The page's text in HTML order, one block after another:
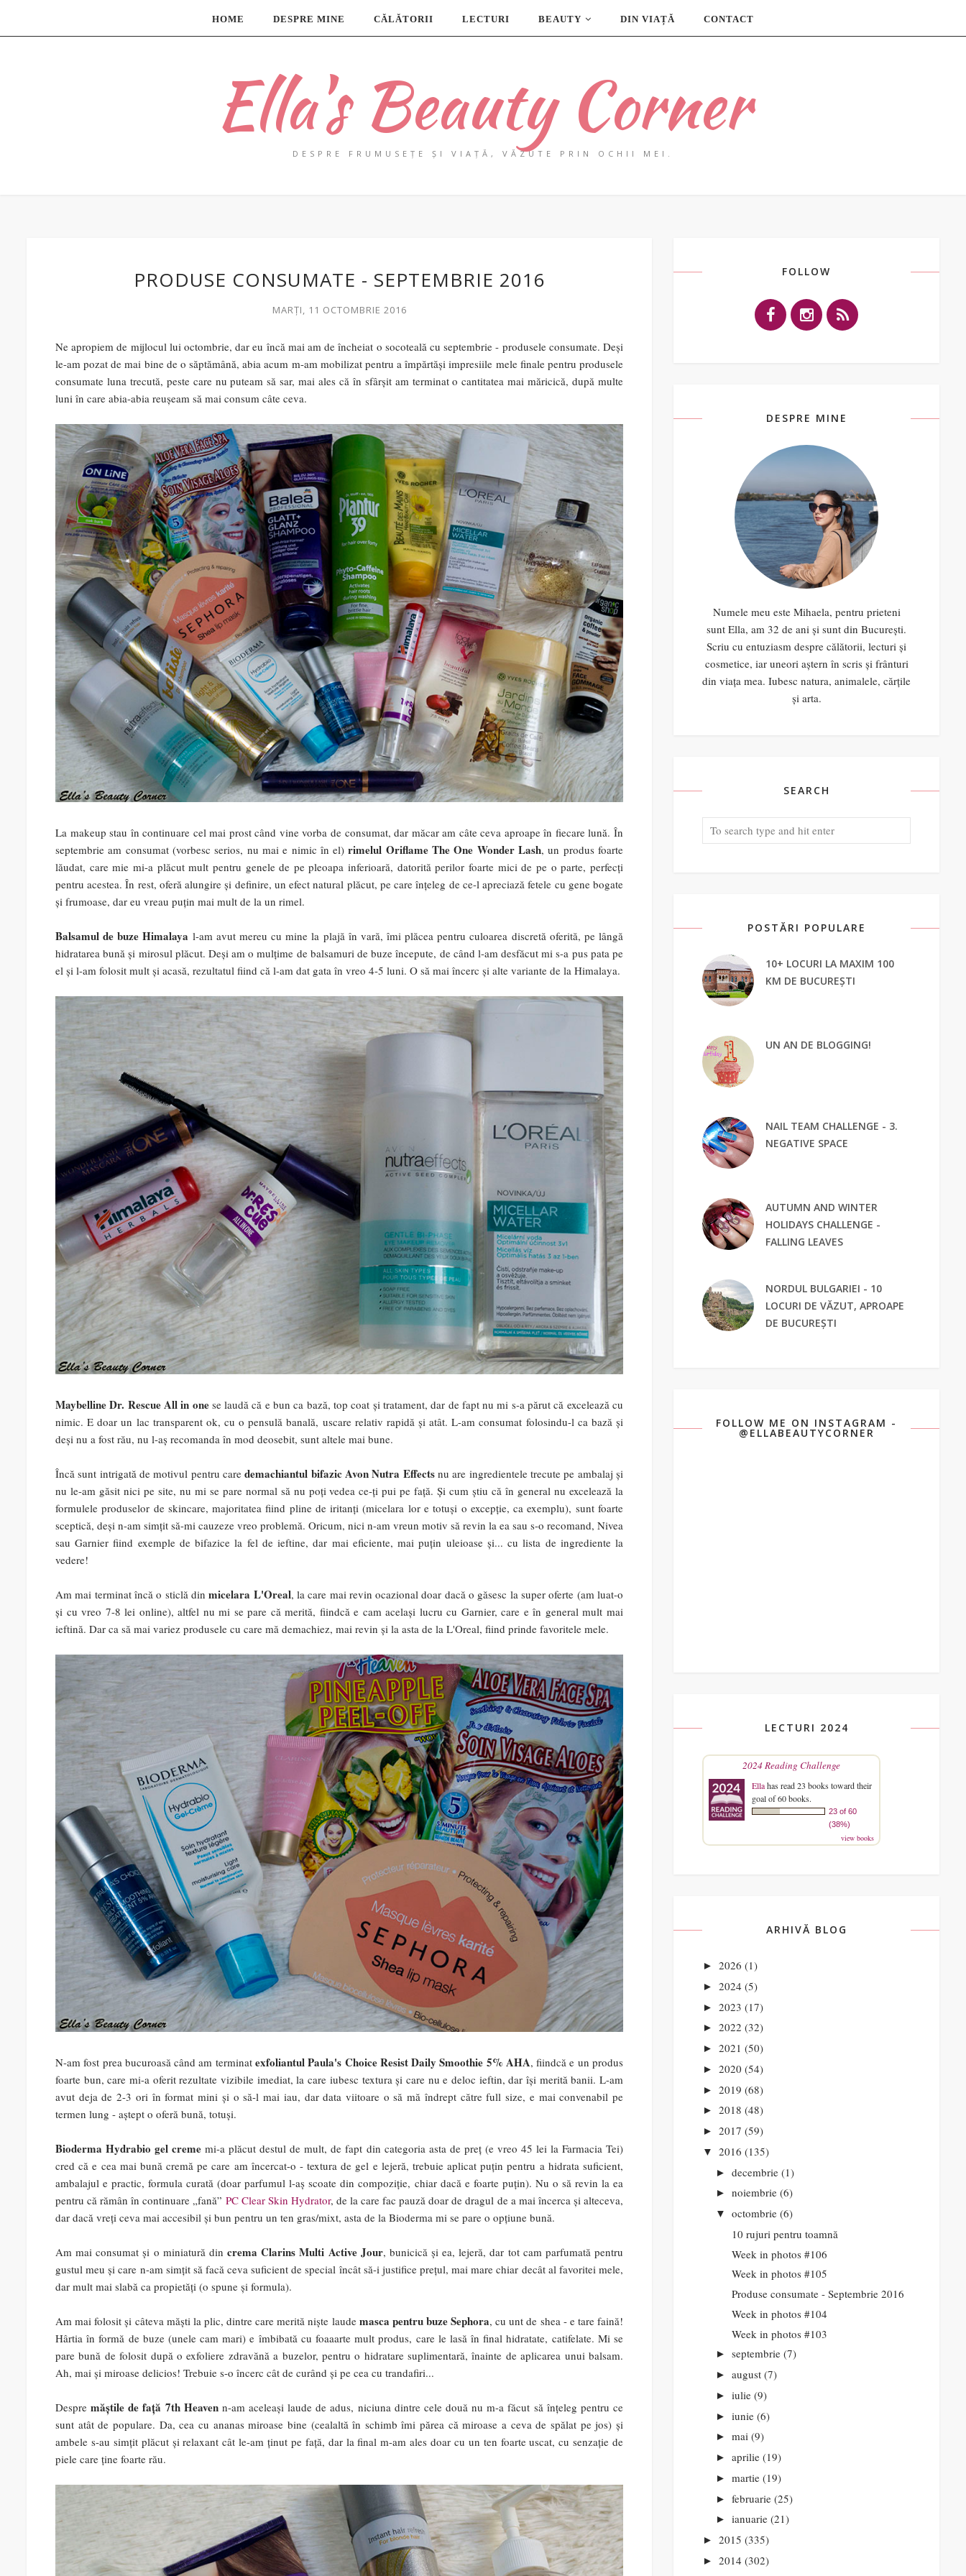
HOME DESPRE MINE CĂLĂTORII LECTURI BEAUTY DIN VIAȚĂ CONTACT
Ella's Beauty Corner
DESPRE FRUMUSEȚE ȘI VIAȚĂ, VĂZUTE PRIN OCHII MEI.
PRODUSE CONSUMATE - SEPTEMBRIE 2016
MARȚI, 11 OCTOMBRIE 2016
Ne apropiem de mijlocul lui octombrie, dar eu încă mai am de încheiat o socoteală cu septembrie - produsele consumate. Deși
le-am pozat de mai bine de o săptămână, abia acum m-am mobilizat pentru a împărtăși impresiile mele finale pentru produsele
consumate luna trecută, peste care nu puteam să sar, mai ales că în sfârșit am terminat o cantitatea mai măricică, după multe
luni în care abia-abia reușeam să mai consum câte ceva.
La makeup stau în continuare cel mai prost când vine vorba de consumat, dar măcar am câte ceva aproape în fiecare lună. În
septembrie am consumat (vorbesc serios, nu mai e nimic în el)rimelul Oriflame The One Wonder Lash, un produs foarte
lăudat, care mie mi-a plăcut mult pentru genele de pe pleoapa inferioară, datorită perilor foarte mici de pe o parte, perfecți
pentru acestea. În rest, oferă alungire și definire, un efect natural plăcut, pe care înțeleg de ce-l apreciază fetele cu gene bogate
și frumoase, dar eu vreau puțin mai mult de la un rimel.
Balsamul de buze Himalaya l-am avut mereu cu mine la plajă în vară, îmi plăcea pentru culoarea discretă oferită, pe lângă
hidratarea bună și mirosul plăcut. Deși am o mulțime de balsamuri de buze începute, de când l-am desfăcut mi s-a pus pata pe
el și l-am folosit mult și acasă, rezultatul fiind că l-am dat gata în vreo 4-5 luni. O să mai încerc și alte variante de la Himalaya.
Maybelline Dr. Rescue All in onese laudă că e bun ca bază, top coat și tratament, dar de fapt nu mi s-a părut că excelează cu
nimic. E doar un lac transparent ok, cu o pensulă banală, uscare relativ rapidă și atât. L-am consumat folosindu-l ca bază și
deși nu a fost rău, nu l-aș recomanda în mod deosebit, sunt altele mai bune.
Încă sunt intrigată de motivul pentru caredemachiantul bifazic Avon Nutra Effectsnu are ingredientele trecute pe ambalaj și
nu le-am găsit nici pe site, nu mi se pare normal să nu poți vedea ce-ți pui pe față. Și cum știu că în general nu excelează la
formulele produselor de skincare, majoritatea fiind pline de iritanți (micelara lor e totuși o excepție, ca exemplu), sunt foarte
sceptică, deși n-am simțit să-mi cauzeze vreo problemă. Oricum, nici n-am vreun motiv să revin la ea sau s-o recomand, Nivea
sau Garnier fiind exemple de bifazice la fel de ieftine, dar mai eficiente, mai puțin uleioase și... cu lista de ingrediente la
vedere!
Am mai terminat încă o sticlă dinmicelara L'Oreal, la care mai revin ocazional doar dacă o găsesc la super oferte (am luat-o
și cu vreo 7-8 lei online), altfel nu mi se pare că merită, fiindcă e cam același lucru cu Garnier, care e în general mult mai
ieftină. Dar ca să mai variez produsele cu care mă demachiez, mai revin și la asta de la L'Oreal, fiind prinde favoritele mele.
N-am fost prea bucuroasă când am terminat exfoliantul Paula's Choice Resist Daily Smoothie 5% AHA, fiindcă e un produs
foarte bun, care mi-a oferit rezultate vizibile imediat, la care iubesc textura și care nu e deloc ieftin, dar își merită banii. L-am
avut deja de 2-3 ori în format mini și o să-l mai iau, dar data viitoare o să mă îndrept către full size, e mai convenabil pe
termen lung - aștept o oferă bună, totuși.
Bioderma Hydrabio gel creme mi-a plăcut destul de mult, de fapt din categoria asta de preț (e vreo 45 lei la Farmacia Tei)
cred că e cea mai bună cremă pe care am încercat-o - textura de gel e lejeră, trebuie aplicat puțin pentru a hidrata suficient,
ambalajul e practic, formula curată (doar parfumul l-aș scoate din compoziție, chiar dacă e foarte puțin). Nu o să revin la ea
pentru că rămân în continuare „fană” PC Clear Skin Hydrator, de la care fac pauză doar de dragul de a mai încerca și alteceva,
dar dacă vreți ceva mai accesibil și bun pentru un ten gras/mixt, asta de la Bioderma mi se pare o opțiune bună.
Am mai consumat și o miniatură dincrema Clarins Multi Active Jour, bunicică și ea, lejeră, dar tot cam parfumată pentru
gustul meu și care n-am simțit să facă ceva suficient de special încât să-i justifice prețul, mai mare chiar decât al favoritei mele,
dar mult mai slabă ca propietăți (o spune și formula).
Am mai folosit și câteva măști la plic, dintre care merită niște laude masca pentru buze Sephora, cu unt de shea - e tare faină!
Hârtia în formă de buze (unele cam mari) e îmbibată cu foaaarte mult produs, care le lasă în final hidratate, catifelate. Mi se
pare bună de folosit după o exfoliere zdravănă a buzelor, pentru o hidratare suplimentară, înainte de aplicarea unui balsam.
Ah, mai și miroase delicios! Trebuie s-o încerc cât de curând și pe cea cu trandafiri...
Despremăștile de față 7th Heavenn-am aceleași laude de adus, niciuna dintre cele două nu m-a făcut să înțeleg pentru ce
sunt atât de populare. Da, cea cu ananas miroase bine (cealaltă în schimb îmi părea că miroase a ceva de spălat pe jos) și
ambele s-au simțit plăcut și relaxant cât le-am ținut pe față, dar la final m-am ales doar cu un ten foarte uscat, cu senzație de
piele care ține foarte rău.
FOLLOW
DESPRE MINE
Numele meu este Mihaela, pentru prieteni
sunt Ella, am 32 de ani și sunt din București.
Scriu cu entuziasm despre călătorii, lecturi și
cosmetice, iar uneori aștern în scris și frânturi
din viața mea. Iubesc natura, animalele, cărțile
și arta.
SEARCH
POSTĂRI POPULARE
10+ LOCURI LA MAXIM 100
KM DE BUCUREȘTI
UN AN DE BLOGGING!
NAIL TEAM CHALLENGE - 3.
NEGATIVE SPACE
AUTUMN AND WINTER
HOLIDAYS CHALLENGE -
FALLING LEAVES
NORDUL BULGARIEI - 10
LOCURI DE VĂZUT, APROAPE
DE BUCUREȘTI
FOLLOW ME ON INSTAGRAM -
@ELLABEAUTYCORNER
LECTURI 2024
2024 Reading Challenge
Ellahas read 23 books toward their
goal of 60 books.
23 of 60
(38%)
view books
ARHIVĂ BLOG
► 2026 (1)
► 2024 (5)
► 2023 (17)
► 2022 (32)
► 2021 (50)
► 2020 (54)
► 2019 (68)
► 2018 (48)
► 2017 (59)
▼ 2016 (135)
► decembrie (1)
► noiembrie (6)
▼ octombrie (6)
10 rujuri pentru toamnă
Week in photos #106
Week in photos #105
Produse consumate - Septembrie 2016
Week in photos #104
Week in photos #103
► septembrie (7)
► august (7)
► iulie (9)
► iunie (6)
► mai (9)
► aprilie (19)
► martie (19)
► februarie (25)
► ianuarie (21)
► 2015 (335)
► 2014 (302)